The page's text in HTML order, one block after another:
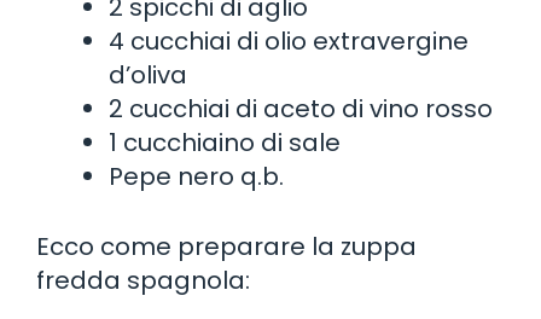
2 spicchi di aglio
4 cucchiai di olio extravergine
d’oliva
2 cucchiai di aceto di vino rosso
1 cucchiaino di sale
Pepe nero q.b.
Ecco come preparare la zuppa
fredda spagnola: